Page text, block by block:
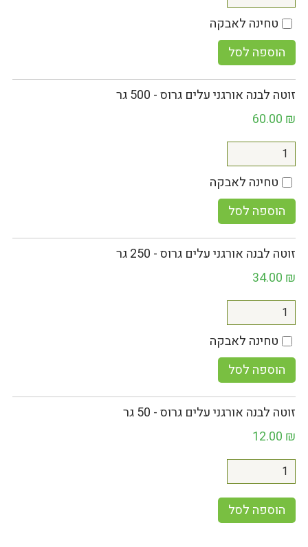
טחינה לאבקה
הוספה לסל
זוטה לבנה אורגני עלים גרוס - 500 גר
60.00 ₪
טחינה לאבקה
הוספה לסל
זוטה לבנה אורגני עלים גרוס - 250 גר
34.00 ₪
טחינה לאבקה
הוספה לסל
זוטה לבנה אורגני עלים גרוס - 50 גר
12.00 ₪
הוספה לסל